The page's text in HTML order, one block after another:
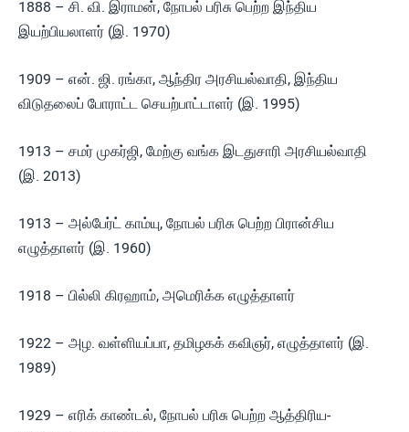
1888 – சி. வி. இராமன், நோபல் பரிசு பெற்ற இந்திய
இயற்பியலாளர் (இ. 1970)
1909 – என். ஜி. ரங்கா, ஆந்திர அரசியல்வாதி, இந்திய
விடுதலைப் போராட்ட செயற்பாட்டாளர் (இ. 1995)
1913 – சமர் முகர்ஜி, மேற்கு வங்க இடதுசாரி அரசியல்வாதி
(இ. 2013)
1913 – அல்பேர்ட் காம்யு, நோபல் பரிசு பெற்ற பிரான்சிய
எழுத்தாளர் (இ. 1960)
1918 – பில்லி கிரஹாம், அமெரிக்க எழுத்தாளர்
1922 – அழ. வள்ளியப்பா, தமிழகக் கவிஞர், எழுத்தாளர் (இ.
1989)
1929 – எரிக் காண்டல், நோபல் பரிசு பெற்ற ஆத்திரிய-